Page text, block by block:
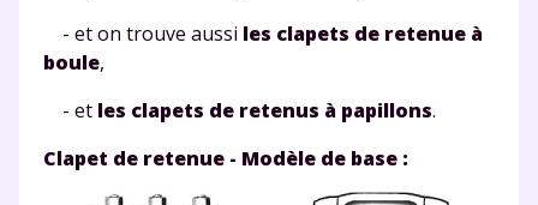
- et on trouve aussi les clapets de retenue à
boule,
- et les clapets de retenus à papillons.
Clapet de retenue - Modèle de base :